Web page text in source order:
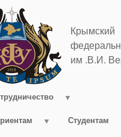
Крымский
им .В.И.
Студентам